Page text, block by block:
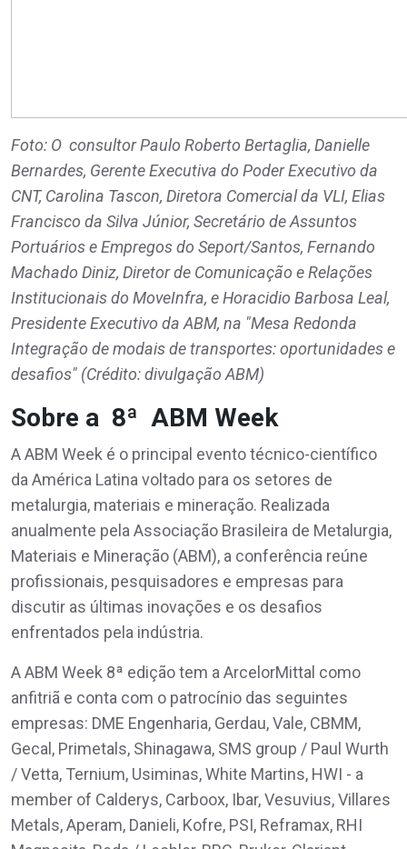
Foto: O consultor Paulo Roberto Bertaglia, Danielle
Bernardes, Gerente Executiva do Poder Executivo da
CNT, Carolina Tascon, Diretora Comercial da VLI, Elias
Francisco da Silva Júnior, Secretário de Assuntos
Portuários e Empregos do Seport/Santos, Fernando
Machado Diniz, Diretor de Comunicação e Relações
Institucionais do MoveInfra, e Horacidio Barbosa Leal,
Presidente Executivo da ABM, na "Mesa Redonda
Integração de modais de transportes: oportunidades e
desafios" (Crédito: divulgação ABM)
Sobre a 8ª ABM Week
A ABM Week é o principal evento técnico-científico
da América Latina voltado para os setores de
metalurgia, materiais e mineração. Realizada
anualmente pela Associação Brasileira de Metalurgia,
Materiais e Mineração (ABM), a conferência reúne
profissionais, pesquisadores e empresas para
discutir as últimas inovações e os desafios
enfrentados pela indústria.
A ABM Week 8ª edição tem a ArcelorMittal como
anfitriã e conta com o patrocínio das seguintes
empresas: DME Engenharia, Gerdau, Vale, CBMM,
Gecal, Primetals, Shinagawa, SMS group / Paul Wurth
/ Vetta, Ternium, Usiminas, White Martins, HWI - a
member of Calderys, Carboox, Ibar, Vesuvius, Villares
Metals, Aperam, Danieli, Kofre, PSI, Reframax, RHI